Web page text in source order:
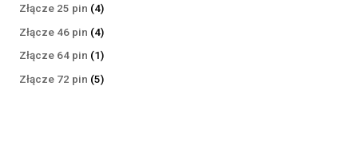
Złącze 25 pin 44
produkty
Złącze 46 pin 44
produkty
Złącze 64 pin 11
produkt
Złącze 72 pin 55